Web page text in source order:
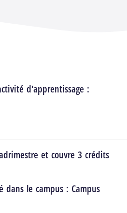
d'apprentissage :
et couvre 3 crédits
dans le campus : Campus